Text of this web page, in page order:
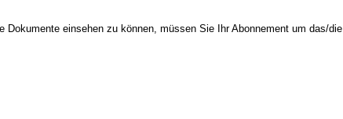
einsehen zu können, müssen Sie Ihr Abonnement um das/